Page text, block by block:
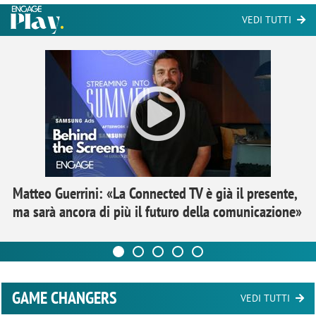
VEDI TUTTI
Matteo Guerrini: «La Connected TV è già il presente,
ma sarà ancora di più il futuro della comunicazione»
GAME CHANGERS VEDI TUTTI